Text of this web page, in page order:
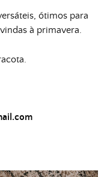
ótimos para
à primavera.